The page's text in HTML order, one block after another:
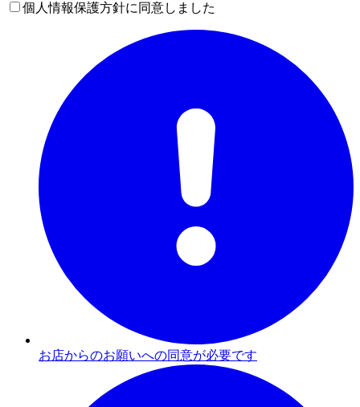
個人情報保護方針に同意しました
お店からのお願いへの同意が必要です